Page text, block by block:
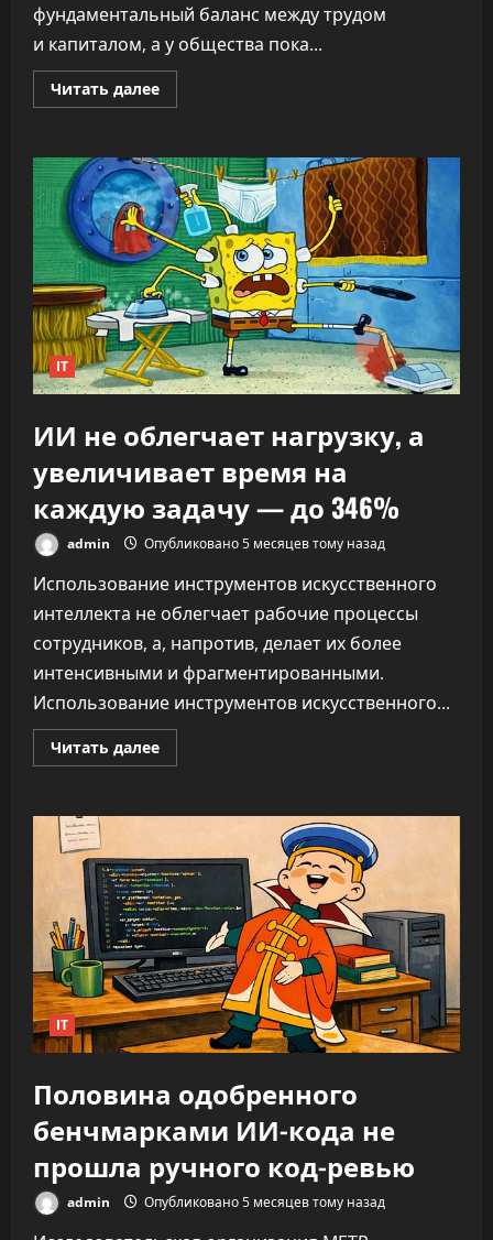
фундаментальный баланс между трудом
и капиталом, а у общества пока...
Читать далееПрочитать
больше
знает,
что
делать»:
CEO
OpenAI
заявил,
что
ИИ
переписывает
правила
капитализма
IT
ИИ не облегчает нагрузку, а
увеличивает время на
каждую задачу — до 346%
admin Опубликовано 5 месяцев тому назад
Использование инструментов искусственного
интеллекта не облегчает рабочие процессы
сотрудников, а, напротив, делает их более
интенсивными и фрагментированными.
Использование инструментов искусственного...
Читать далееПрочитать
больше
облегчает
а
увеличивает
время
на
каждую
задачу
—
до
346%
IT
Половина одобренного
бенчмарками ИИ-кода не
прошла ручного код-ревью
admin Опубликовано 5 месяцев тому назад